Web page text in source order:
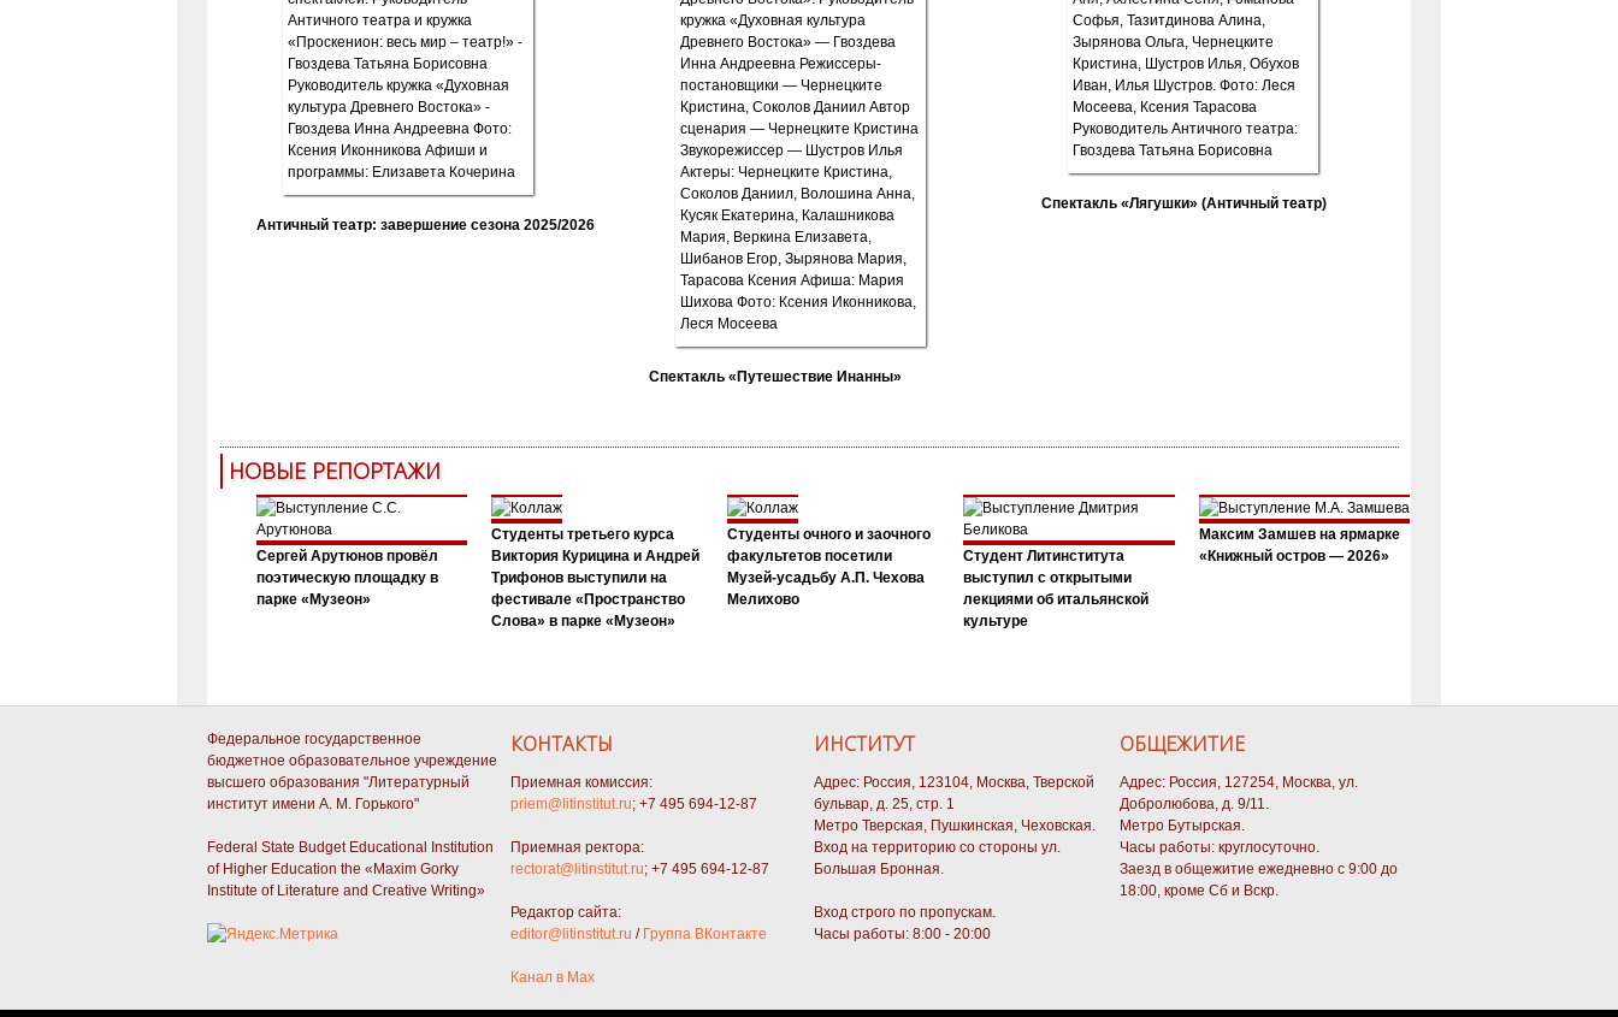
Античный театр: завершение сезона 2025/2026
Спектакль «Путешествие Инанны»
Спектакль «Лягушки» (Античный театр)
НОВЫЕ РЕПОРТАЖИ
Сергей Арутюнов провёл
поэтическую площадку в
парке «Музеон»
Студенты третьего курса
Виктория Курицина и Андрей
Трифонов выступили на
фестивале «Пространство
Слова» в парке «Музеон»
Студенты очного и заочного
факультетов посетили
Музей-усадьбу А.П. Чехова
Мелихово
Студент Литинститута
выступил с открытыми
лекциями об итальянской
культуре
Максим Замшев на ярмарке
«Книжный остров — 2026»
Федеральное государственное
бюджетное образовательное учреждение
высшего образования "Литературный
институт имени А. М. Горького"
Federal State Budget Educational Institution
of Higher Education the «Maxim Gorky
Institute of Literature and Creative Writing»
КОНТАКТЫ
Приемная комиссия:
priem@litinstitut.ru; +7 495 694-12-87
Приемная ректора:
rectorat@litinstitut.ru; +7 495 694-12-87
Редактор сайта:
editor@litinstitut.ru / Группа ВКонтакте
Канал в Max
ИНСТИТУТ
Адрес: Россия, 123104, Москва, Тверской
бульвар, д. 25, стр. 1
Метро Тверская, Пушкинская, Чеховская.
Вход на территорию со стороны ул.
Большая Бронная.
Вход строго по пропускам.
Часы работы: 8:00 - 20:00
ОБЩЕЖИТИЕ
Адрес: Россия, 127254, Москва, ул.
Добролюбова, д. 9/11.
Метро Бутырская.
Часы работы: круглосуточно.
Заезд в общежитие ежедневно с 9:00 до
18:00, кроме Сб и Вскр.